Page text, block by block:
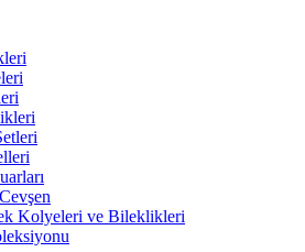
Kolyeleri ve Bileklikleri